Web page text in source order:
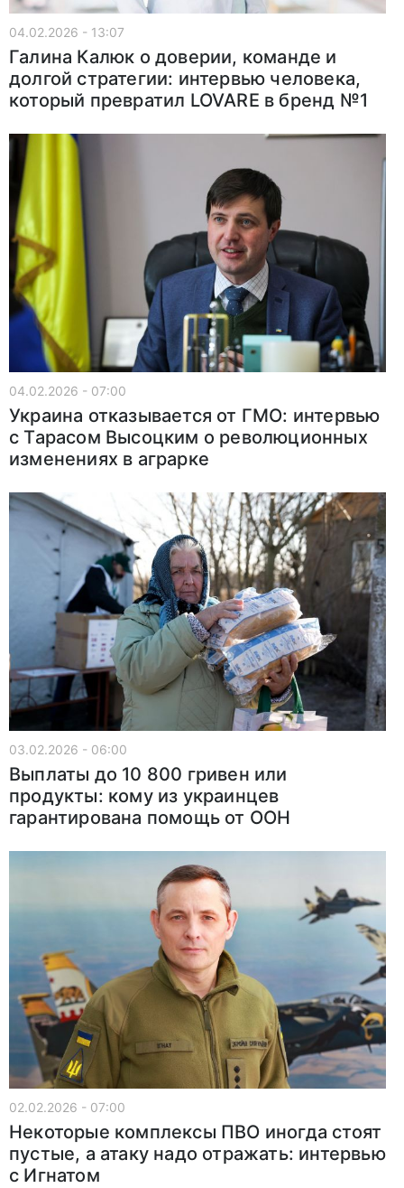
04.02.2026 - 13:07
Галина Калюк о доверии, команде и
долгой стратегии: интервью человека,
который превратил LOVARE в бренд №1
04.02.2026 - 07:00
Украина отказывается от ГМО: интервью
с Тарасом Высоцким о революционных
изменениях в аграрке
03.02.2026 - 06:00
Выплаты до 10 800 гривен или
продукты: кому из украинцев
гарантирована помощь от ООН
02.02.2026 - 07:00
Некоторые комплексы ПВО иногда стоят
пустые, а атаку надо отражать: интервью
с Игнатом